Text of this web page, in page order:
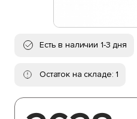
Есть в наличии 1-3 дня
Остаток на складе: 1